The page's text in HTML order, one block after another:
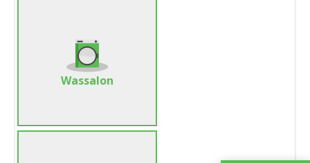
Wassalon